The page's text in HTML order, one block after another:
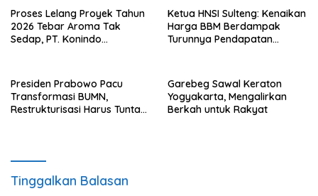
Proses Lelang Proyek Tahun
2026 Tebar Aroma Tak
Sedap, PT. Konindo
Ketua HNSI Sulteng: Kenaikan
Harga BBM Berdampak
Turunnya Pendapatan
Presiden Prabowo Pacu
Transformasi BUMN,
Restrukturisasi Harus Tuntas
Garebeg Sawal Keraton
Yogyakarta, Mengalirkan
Berkah untuk Rakyat
Tinggalkan Balasan